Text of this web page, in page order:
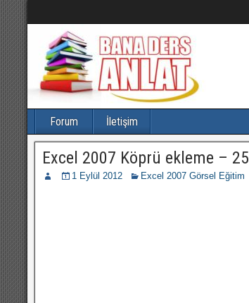
Forum İletişim
Excel 2007 Köprü ekleme – 25
1 Eylül 2012 Excel 2007 Görsel Eğitim